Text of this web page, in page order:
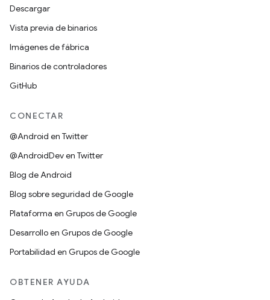
Descargar
Vista previa de binarios
Imágenes de fábrica
Binarios de controladores
GitHub
CONECTAR
@Android en Twitter
@AndroidDev en Twitter
Blog de Android
Blog sobre seguridad de Google
Plataforma en Grupos de Google
Desarrollo en Grupos de Google
Portabilidad en Grupos de Google
OBTENER AYUDA